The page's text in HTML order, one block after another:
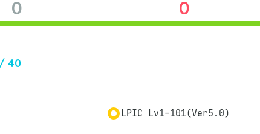
0 0
/ 40
LPIC Lv1-101(Ver5.0)